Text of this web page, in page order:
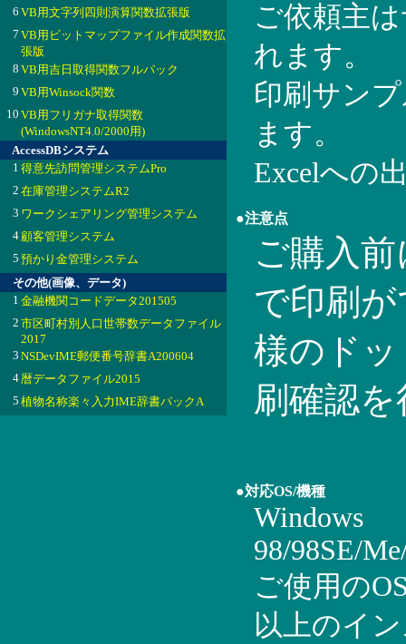
6 VB用文字列四則演算関数拡張版
7 VB用ビットマップファイル作成関数拡
張版
8 VB用吉日取得関数フルパック
9 VB用Winsock関数
10 VB用フリガナ取得関数
(WindowsNT4.0/2000用)
AccessDBシステム
1 得意先訪問管理システムPro
2 在庫管理システムR2
3 ワークシェアリング管理システム
4顧客管理システム
5 預かり金管理システム
その他(画像、データ)
1 金融機関コードデータ201505
2 市区町村別人口世帯数データファイル
2017
3 NSDevIME郵便番号辞書A200604
4暦データファイル2015
5 植物名称楽々入力IME辞書パックA
ご依頼主
れます。
印刷サン
ます。
Excelへの
●注意点
ご購入
で印刷
様のド
刷確認
●対応OS/機種
Windows
98/98SE/
ご使用の
以上のイ